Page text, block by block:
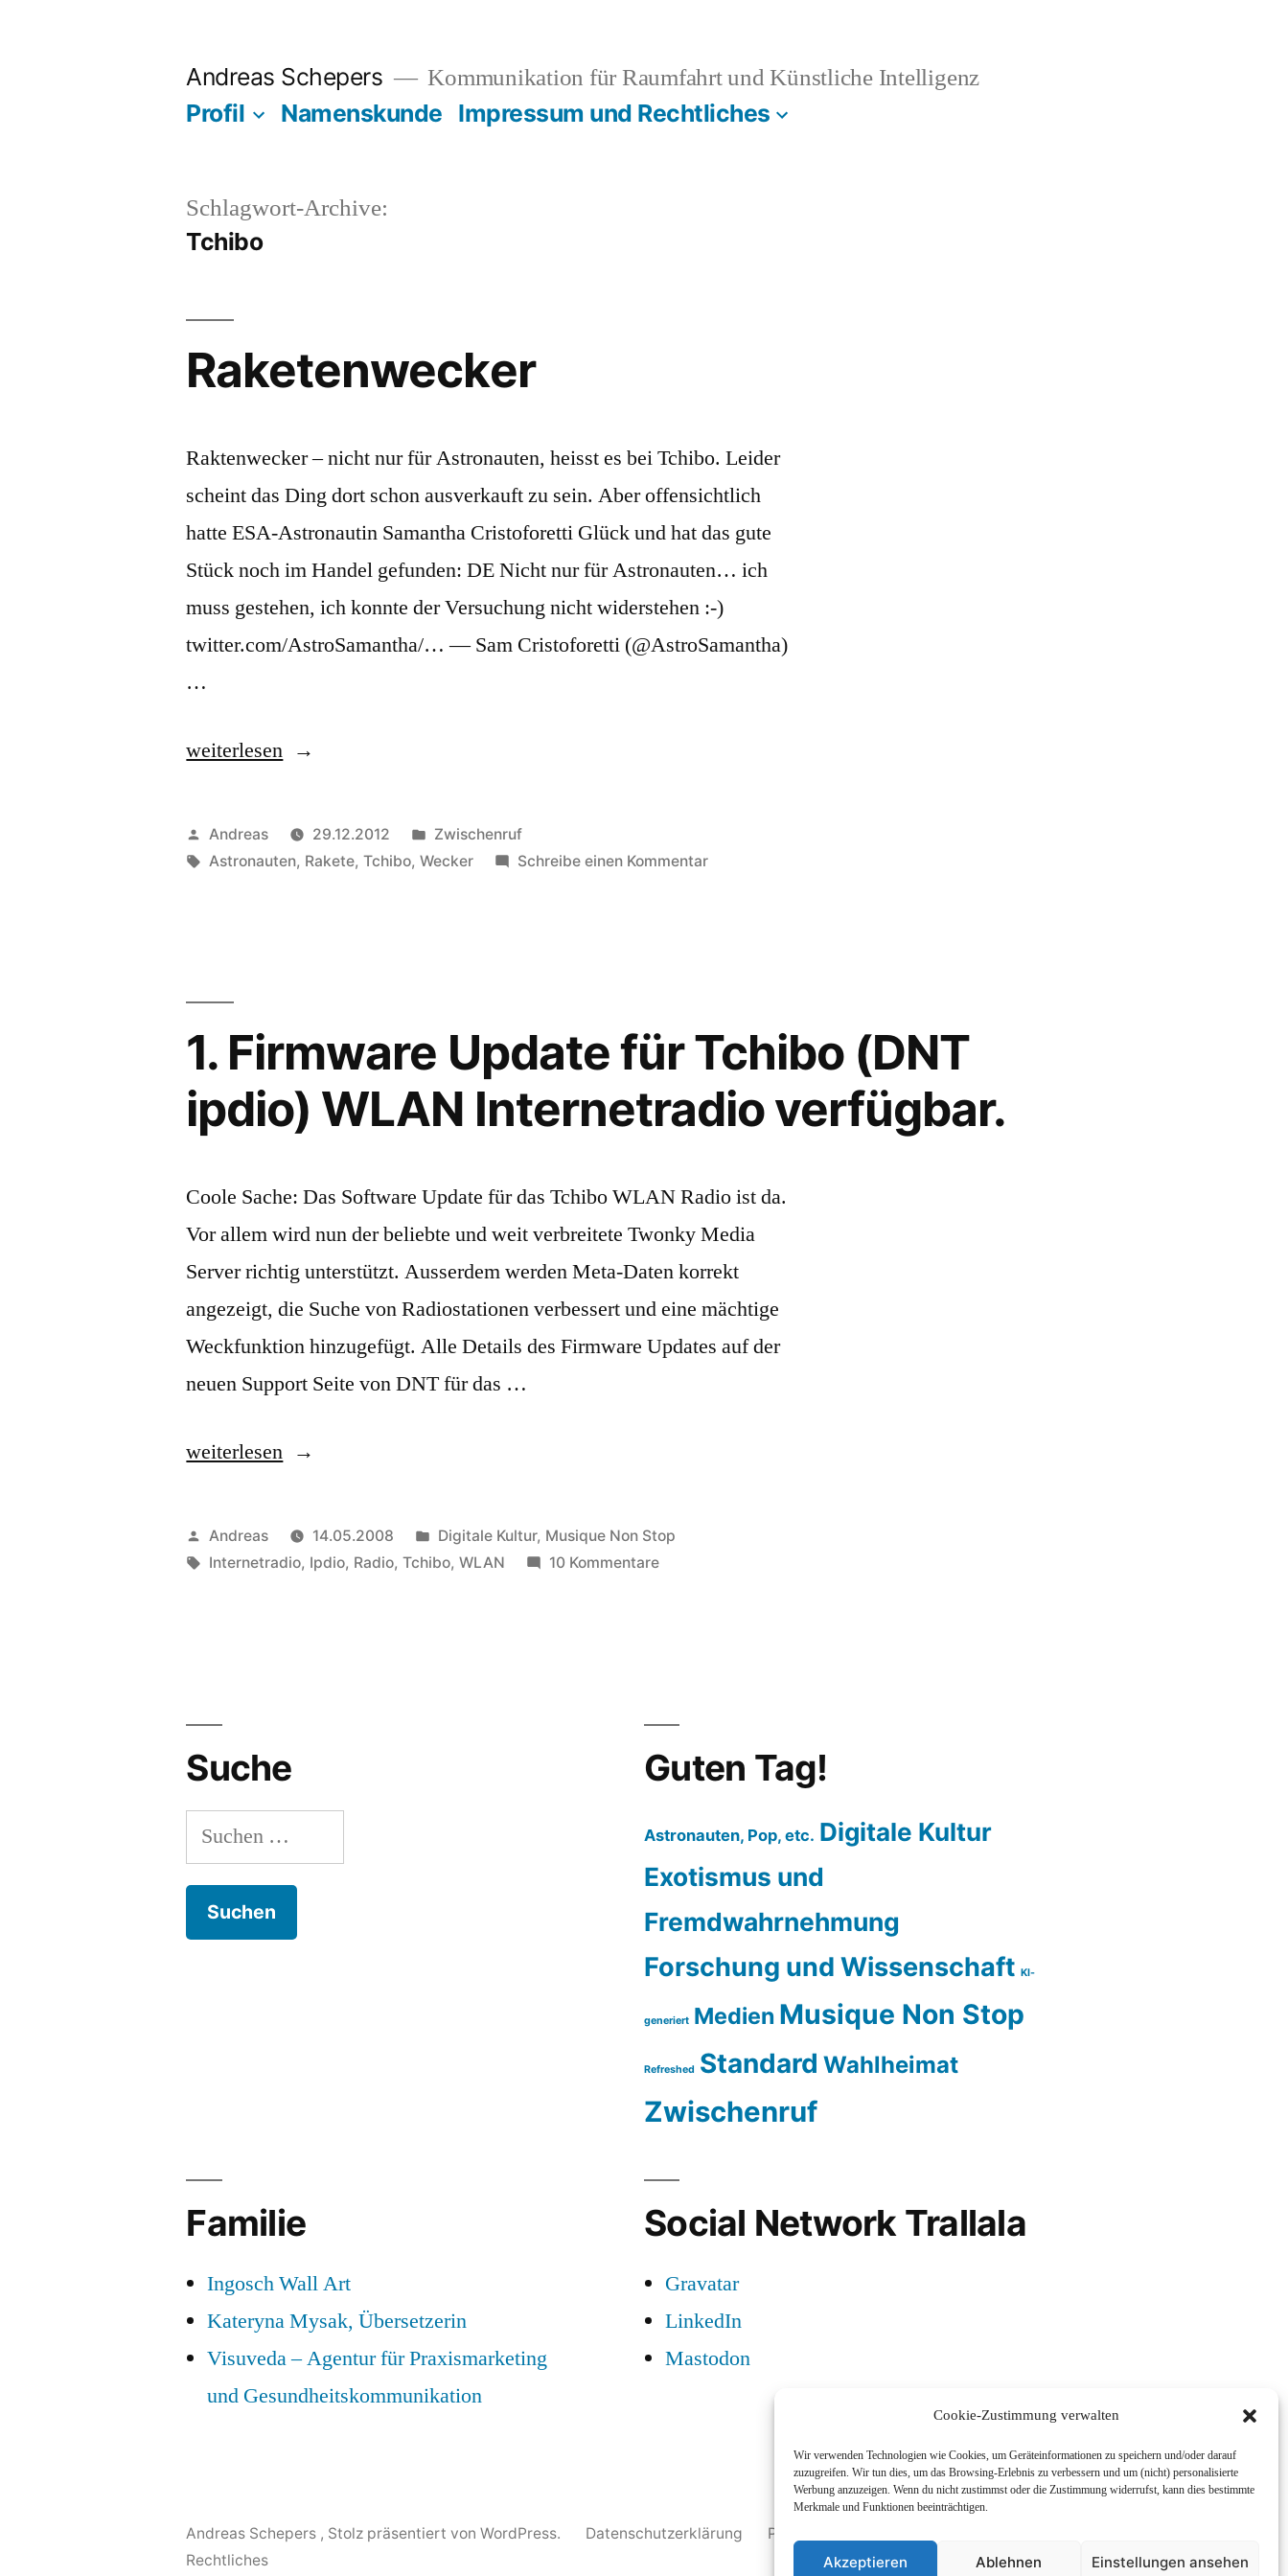
Cookie-Zustimmung verwalten
Wir verwenden Technologien wie Cookies, um Geräteinformationen zu speichern und/oder darauf
zuzugreifen. Wir tun dies, um das Browsing-Erlebnis zu verbessern und um (nicht) personalisierte
Werbung anzuzeigen. Wenn du nicht zustimmst oder die Zustimmung widerrufst, kann dies bestimmte
Merkmale und Funktionen beeinträchtigen.
Akzeptieren Ablehnen Einstellungen ansehen
Andreas Schepers Kommunikation für Raumfahrt und Künstliche Intelligenz
Profil Namenskunde Impressum und Rechtliches
Schlagwort-Archive:
Tchibo
Raketenwecker
Raktenwecker – nicht nur für Astronauten, heisst es bei Tchibo. Leider
scheint das Ding dort schon ausverkauft zu sein. Aber offensichtlich
hatte ESA-Astronautin Samantha Cristoforetti Glück und hat das gute
Stück noch im Handel gefunden: DE Nicht nur für Astronauten… ich
muss gestehen, ich konnte der Versuchung nicht widerstehen :-)
twitter.com/AstroSamantha/… — Sam Cristoforetti (@AstroSamantha)
…
„Raketenwecker“
weiterlesen
Veröffentlicht
von
Andreas 29.12.2012
Veröffentlicht
in
Zwischenruf
Schlagwörter:
Astronauten, Rakete,Tchibo,Wecker Schreibe einen Kommentarzu
1. Firmware Update für Tchibo (DNT
ipdio) WLAN Internetradio verfügbar.
Coole Sache: Das Software Update für das Tchibo WLAN Radio ist da.
Vor allem wird nun der beliebte und weit verbreitete Twonky Media
Server richtig unterstützt. Ausserdem werden Meta-Daten korrekt
angezeigt, die Suche von Radiostationen verbessert und eine mächtige
Weckfunktion hinzugefügt. Alle Details des Firmware Updates auf der
neuen Support Seite von DNT für das …
„1.
Update
für
Internetradio
verfügbar.“
weiterlesen
Veröffentlicht
von
Andreas 14.05.2008
Veröffentlicht
in
Digitale Kultur, Musique Non Stop
Schlagwörter:
Internetradio, Ipdio, Radio,Tchibo,WLAN 10 Kommentarezu
(DNT
WLAN
verfügbar.
Suche
Suchen
nach:
Guten Tag!
Astronauten, Pop, etc. Digitale Kultur
Exotismus und
Fremdwahrnehmung
Forschung und Wissenschaft KI-
generiert Medien Musique Non Stop
Refreshed Standard Wahlheimat
Zwischenruf
Familie
Ingosch Wall Art
Kateryna Mysak, Übersetzerin
Visuveda – Agentur für Praxismarketing
und Gesundheitskommunikation
Social Network Trallala
Gravatar
LinkedIn
Mastodon
Andreas Schepers , Stolz präsentiert von WordPress. Datenschutzerklärung Profil
Rechtliches